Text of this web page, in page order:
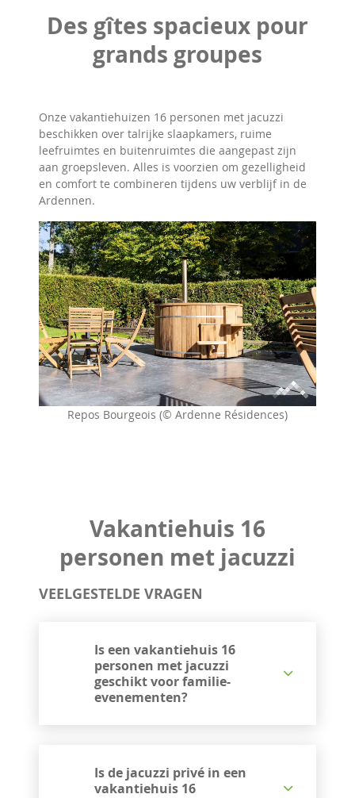
Des gîtes spacieux pour
grands groupes
Onze vakantiehuizen 16 personen met jacuzzi
beschikken over talrijke slaapkamers, ruime
leefruimtes en buitenruimtes die aangepast zijn
aan groepsleven. Alles is voorzien om gezelligheid
en comfort te combineren tijdens uw verblijf in de
Ardennen.
Repos Bourgeois (© Ardenne Résidences)
Vakantiehuis 16
personen met jacuzzi
VEELGESTELDE VRAGEN
Is een vakantiehuis 16
personen met jacuzzi
geschikt voor familie-
evenementen?
Is de jacuzzi privé in een
vakantiehuis 16